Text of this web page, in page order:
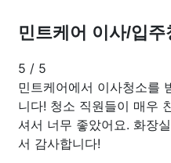
민트케어 이사/입주
5 / 5
민트케어에서 이사청소를
니다! 청소 직원들이 매우
셔서 너무 좋았어요. 화장
서 감사합니다!